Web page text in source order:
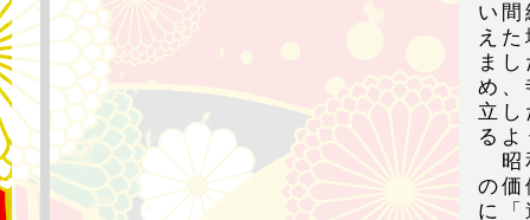
い
え
ま
め、
立
る
昭
の価
に